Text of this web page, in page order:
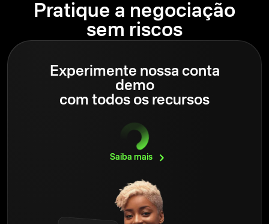
Pratique a negociação
sem riscos
Experimente nossa conta
demo
com todos os recursos
Saiba mais